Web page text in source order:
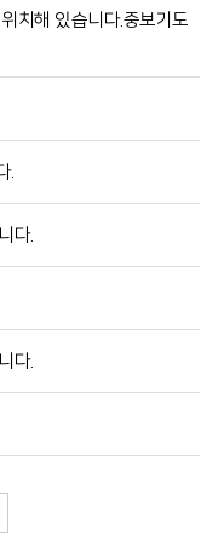
치해 있습니다.중보기도
.
다.
다.